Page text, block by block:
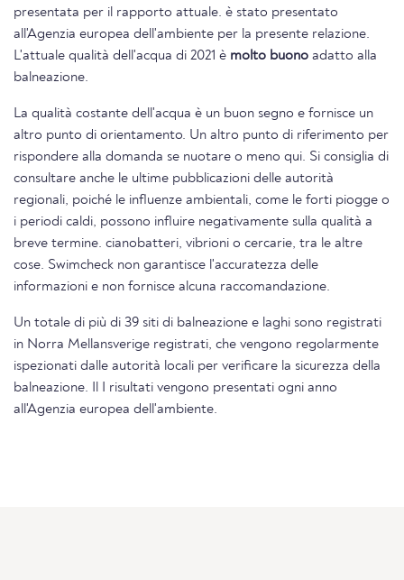
presentata per il rapporto attuale. è stato presentato
all'Agenzia europea dell'ambiente per la presente relazione.
L'attuale qualità dell'acqua di 2021 è molto buono adatto alla
balneazione.
La qualità costante dell'acqua è un buon segno e fornisce un
altro punto di orientamento. Un altro punto di riferimento per
rispondere alla domanda se nuotare o meno qui. Si consiglia di
consultare anche le ultime pubblicazioni delle autorità
regionali, poiché le influenze ambientali, come le forti piogge o
i periodi caldi, possono influire negativamente sulla qualità a
breve termine. cianobatteri, vibrioni o cercarie, tra le altre
cose. Swimcheck non garantisce l'accuratezza delle
informazioni e non fornisce alcuna raccomandazione.
Un totale di più di 39 siti di balneazione e laghi sono registrati
in Norra Mellansverige registrati, che vengono regolarmente
ispezionati dalle autorità locali per verificare la sicurezza della
balneazione. Il I risultati vengono presentati ogni anno
all'Agenzia europea dell'ambiente.